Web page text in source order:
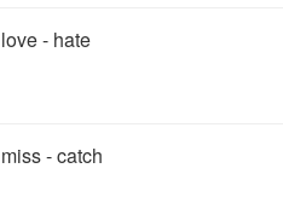
love - hate
miss - catch